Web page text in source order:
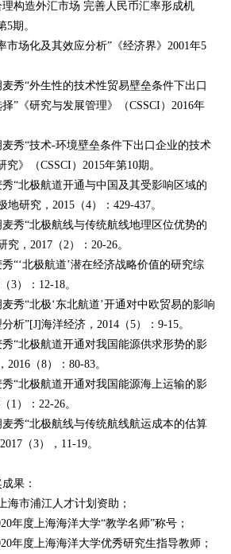
理构造外汇市场 完善人民币汇率形成机
5期。
市场化及其效应分析”《经济界》2001年5
秀“外生性的技术性贸易壁垒条件下出口
”《研究与发展管理》（CSSCI）2016年
秀“技术-环境壁垒条件下出口企业的技术
》（CSSCI）2015年第10期。
“北极航道开通与中国及其受影响区域的
研究，2015（4）：429-437。
秀“北极航线与传统航线地理区位优势的
，2017（2）：20-26。
“‘北极航道’潜在经济战略价值的研究综
3）：12-18。
秀“北极‘东北航道’开通对中欧贸易的影响
”[J]海洋经济，2014（5）：9-15。
“北极航道开通对我国能源供求形势的影
（8）：80-83。
“北极航道开通对我国能源海上运输的影
1）：22-26。
秀“北极航线与传统航线航运成本的估算
（3），11-19。
成果：
海市浦江人才计划资助；
年度上海海洋大学“教学名师”称号；
年度上海海洋大学优秀研究生指导教师；